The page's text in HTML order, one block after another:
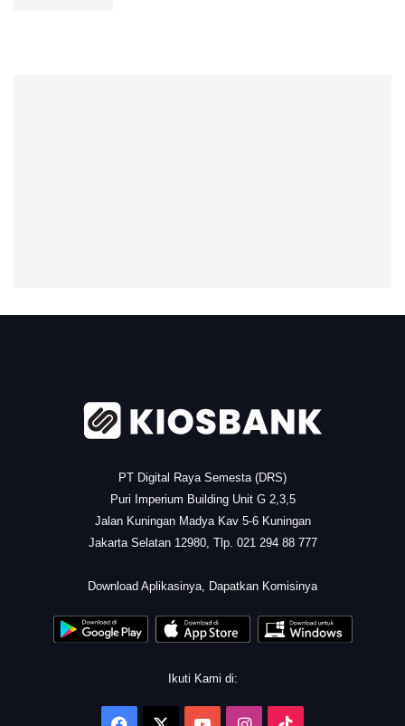
.
PT Digital Raya Semesta (DRS)
Puri Imperium Building Unit G 2,3,5
Jalan Kuningan Madya Kav 5-6 Kuningan
Jakarta Selatan 12980, Tlp. 021 294 88 777
Download Aplikasinya, Dapatkan Komisinya
Ikuti Kami di: